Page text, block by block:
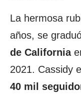
La hermosa
años, se
de California
2021. Cassidy
40 mil